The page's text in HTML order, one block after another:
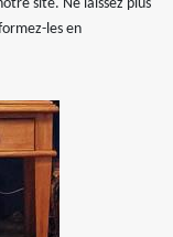
site. Ne laissez plus
les en